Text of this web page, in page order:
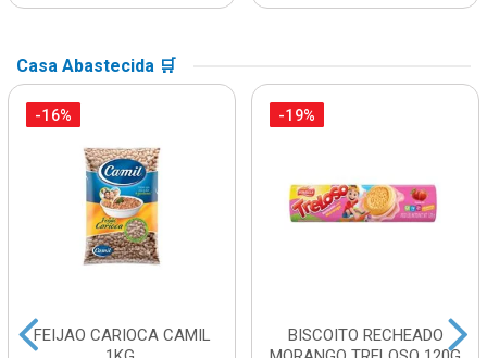
Casa Abastecida 🛒
-16%
FEIJAO CARIOCA CAMIL
-19%
BISCOITO RECHEADO